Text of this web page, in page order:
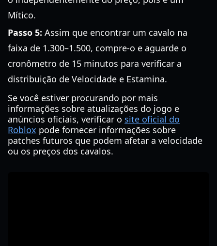
Mítico.
Passo 5: Assim que encontrar um cavalo na
faixa de 1.300–1.500, compre-o e aguarde o
cronômetro de 15 minutos para verificar a
distribuição de Velocidade e Estamina.
Se você estiver procurando por mais
informações sobre atualizações do jogo e
anúncios oficiais, verificar o site oficial do
Roblox pode fornecer informações sobre
patches futuros que podem afetar a velocidade
ou os preços dos cavalos.